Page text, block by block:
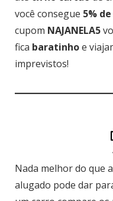
você consegue 5%
cupom NAJANELA5
fica baratinhoe
imprevistos!
Nada melhor do que a
alugado pode dar